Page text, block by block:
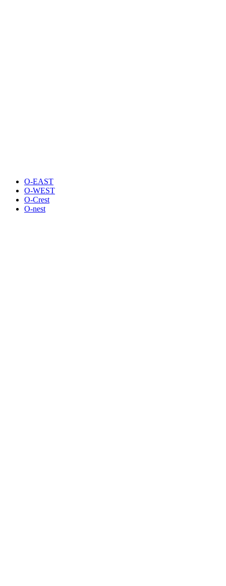
O-EAST
O-WEST
O-Crest
O-nest